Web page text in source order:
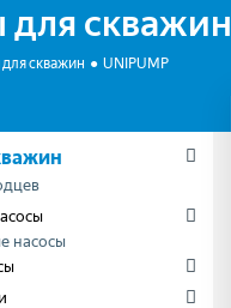
для скважин
скважин UNIPUMP
насосы